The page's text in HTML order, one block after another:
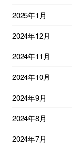
2025年1月
2024年12月
2024年11月
2024年10月
2024年9月
2024年8月
2024年7月